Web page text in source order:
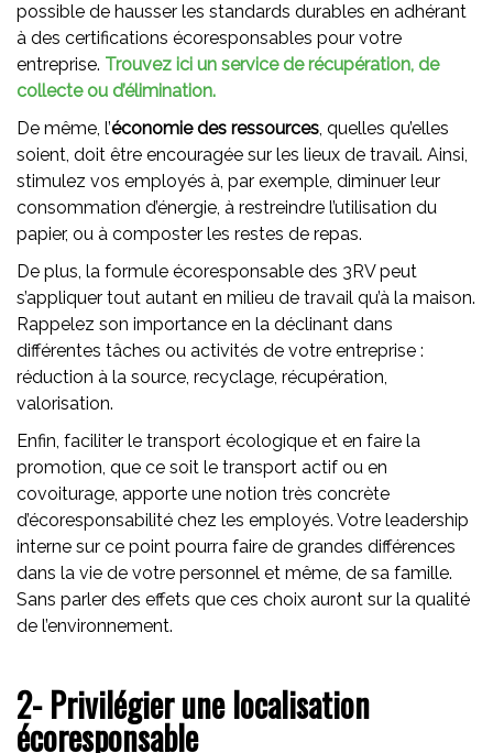
possible de hausser les standards durables en adhérant
à des certifications écoresponsables pour votre
entreprise. Trouvez ici un service de récupération, de
collecte ou d’élimination.
De même, l’économie des ressources, quelles qu’elles
soient, doit être encouragée sur les lieux de travail. Ainsi,
stimulez vos employés à, par exemple, diminuer leur
consommation d’énergie, à restreindre l’utilisation du
papier, ou à composter les restes de repas.
De plus, la formule écoresponsable des 3RV peut
s’appliquer tout autant en milieu de travail qu’à la maison.
Rappelez son importance en la déclinant dans
différentes tâches ou activités de votre entreprise :
réduction à la source, recyclage, récupération,
valorisation.
Enfin, faciliter le transport écologique et en faire la
promotion, que ce soit le transport actif ou en
covoiturage, apporte une notion très concrète
d’écoresponsabilité chez les employés. Votre leadership
interne sur ce point pourra faire de grandes différences
dans la vie de votre personnel et même, de sa famille.
Sans parler des effets que ces choix auront sur la qualité
de l’environnement.
2- Privilégier une localisation
écoresponsable